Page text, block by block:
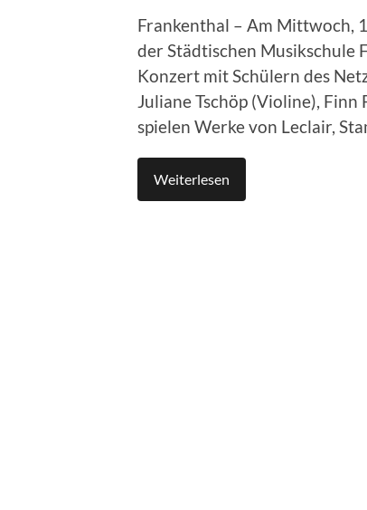
Frankenthal – Am Mittwoch,
der Städtischen Musikschule
Konzert mit Schülern des
Juliane Tschöp (Violine),
spielen Werke von Leclair,
Weiterlesen